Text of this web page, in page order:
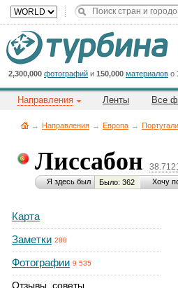
2,300,000 фотографий и 150,000 материалов о
Направления Ленты Все
→ Направления → Европа →
Лиссабон
Я здесь был Было: 362 Хочу
Карта
Заметки 288
Фотографии 9 535
Отзывы, советы
Cейчас
на
сайте:
Title
Button